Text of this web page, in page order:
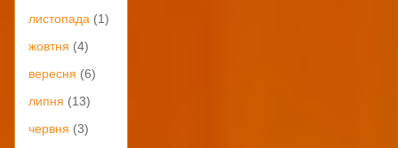
листопада (1)
жовтня (4)
вересня (6)
липня (13)
червня (3)